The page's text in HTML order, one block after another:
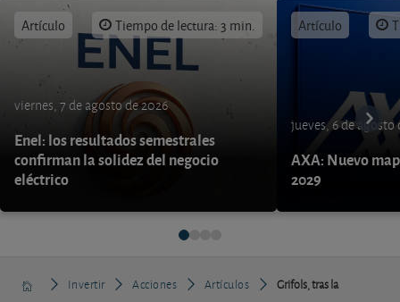
Artículo Tiempo de lectura: 3 min.
viernes, 7 de agosto de 2026
Enel: los resultados semestrales
confirman la solidez del negocio
eléctrico
Artículo
jueves, 6 de agosto
AXA: Nuevo
2029
Invertir Acciones Artículos
Grifols, tras la